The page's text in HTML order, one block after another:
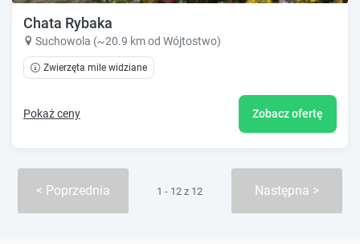
Chata Rybaka
Suchowola (~20.9 km od Wójtostwo)
Zwierzęta mile widziane
Pokaż ceny Zobacz ofertę
Poprzednia 1 - 12 z 12 Następna